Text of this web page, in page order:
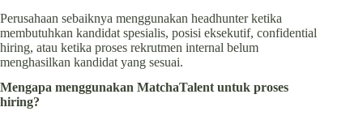
Perusahaan sebaiknya menggunakan headhunter ketika
membutuhkan kandidat spesialis, posisi eksekutif, confidential
hiring, atau ketika proses rekrutmen internal belum
menghasilkan kandidat yang sesuai.
Mengapa menggunakan MatchaTalent untuk proses
hiring?